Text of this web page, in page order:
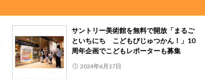
サントリー美術館を無料で開放「まるご
といちにち こどもびじゅつかん！」10
周年企画でこどもレポーターも募集
2024年6月27日